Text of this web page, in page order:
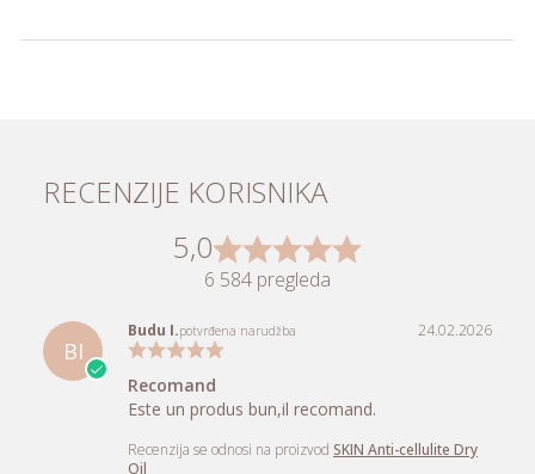
RECENZIJE KORISNIKA
5,0
6 584 pregleda